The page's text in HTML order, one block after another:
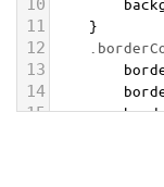
10
11 }
12
13
14
15